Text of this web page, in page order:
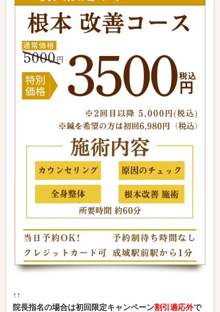
↑↑
院長指名の場合は初回限定キャンペーン割引適応外で